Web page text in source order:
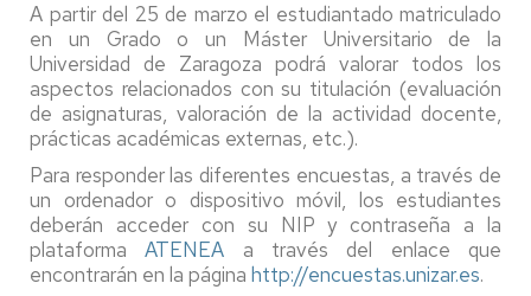
A partir del 25 de marzo el estudiantado matriculado
en un Grado o un Máster Universitario de la
Universidad de Zaragoza podrá valorar todos los
aspectos relacionados con su titulación (evaluación
de asignaturas, valoración de la actividad docente,
prácticas académicas externas, etc.).
Para responder las diferentes encuestas, a través de
un ordenador o dispositivo móvil, los estudiantes
deberán acceder con su NIP y contraseña a la
plataformaATENEA a través del enlace que
encontrarán en la página http://encuestas.unizar.es.